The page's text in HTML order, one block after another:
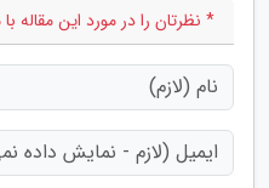
* نظرتان را در مورد این مقاله